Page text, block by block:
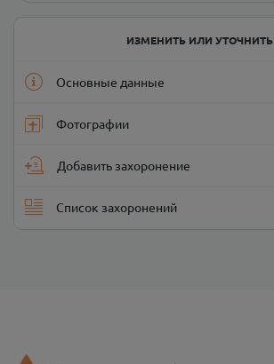
ИЗМЕНИТЬ ИЛИ УТОЧНИТЬ
Основные данные
Фотографии
Добавить захоронение
Список захоронений